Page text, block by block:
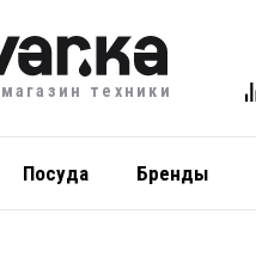
магазин техники
Посуда Бренды